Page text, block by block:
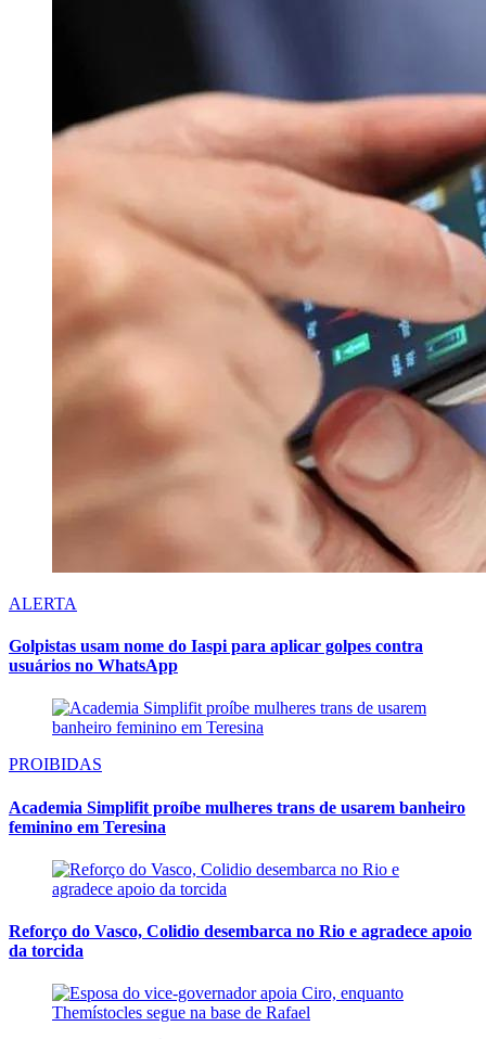
ALERTA
Golpistas usam nome do Iaspi para aplicar golpes contra
usuários no WhatsApp
PROIBIDAS
Academia Simplifit proíbe mulheres trans de usarem banheiro
feminino em Teresina
Reforço do Vasco, Colidio desembarca no Rio e agradece apoio
da torcida